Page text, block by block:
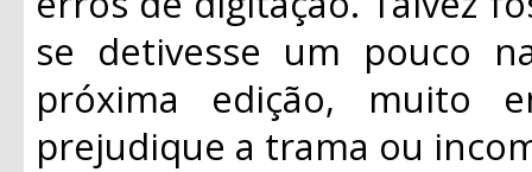
se detivesse um pouco
próxima edição, muito
prejudique a trama ou